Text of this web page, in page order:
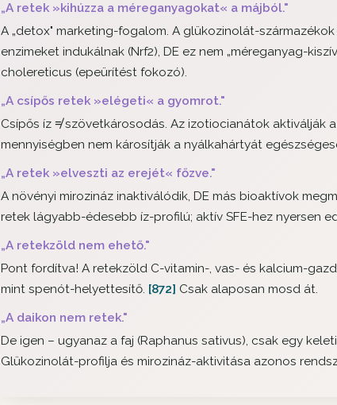
„A retek »kihúzza a méreganyagokat« a májból."
A „detox" marketing-fogalom. A glükozinolát-
enzimeket indukálnak (Nrf2), DE ez nem „méreganyag-
cholereticus (epeürítést fokozó).
„A csípős retek »elégeti« a gyomrot."
Csípős íz ≠ szövetkárosodás. Az izotiocianátok aktiválják
mennyiségben nem károsítják a nyálkahártyát
„A retek »elveszti az erejét« főzve."
A növényi mirozináz inaktiválódik, DE más bioaktívok
retek lágyabb-édesebb íz-profilú; aktív SFE-hez nyersen
„A retekzöld nem ehető."
Pont fordítva! A retekzöld C-vitamin-, vas- és kalcium-
mint spenót-helyettesítő. [872] Csak alaposan mosd át.
„A daikon nem retek."
De igen – ugyanaz a faj (Raphanus sativus), csak egy
Glükozinolát-profilja és mirozináz-aktivitása azonos